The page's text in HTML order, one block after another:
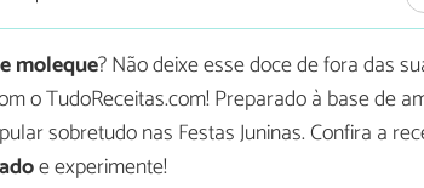
moleque? Não deixe esse doce de fora das
o TudoReceitas.com! Preparado à base de
sobretudo nas Festas Juninas. Confira a
e experimente!